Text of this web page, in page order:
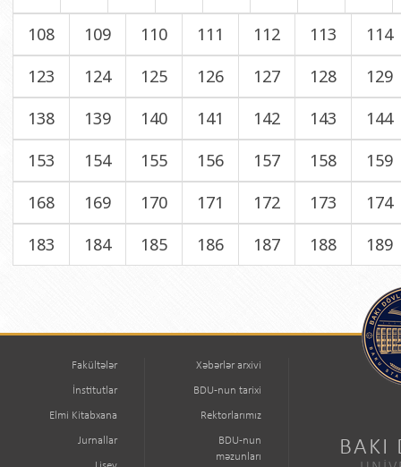
108
109 110 111 112 113
114
123
124 125 126 127 128
129
138
139 140 141 142 143
144
153
154 155 156 157 158
159
168
169 170 171 172 173
174
183
184 185 186 187 188 189
Fakültələr
İnstitutlar
Elmi Kitabxana
Jurnallar
Xəbərlər arxivi
BDU-nun tarixi
Rektorlarımız
BDU-nun
məzunları
BAKI